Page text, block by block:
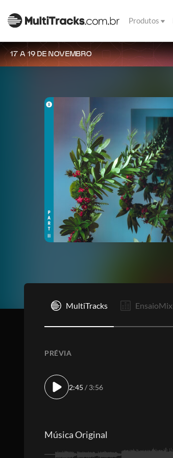
Produtos
17 A 19 DE NOVEMBRO
MultiTracks EnsaioMix
PRÉVIA
2:45 / 3:56
Música Original